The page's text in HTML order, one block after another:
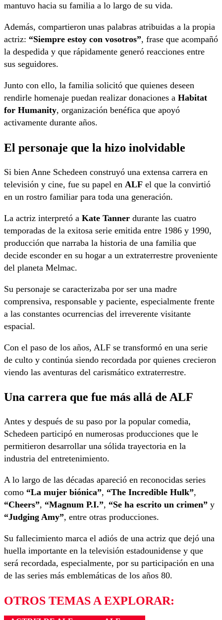
mantuvo hacia su familia a lo largo de su vida.
Además, compartieron unas palabras atribuidas a la propia
actriz: “Siempre estoy con vosotros”, frase que acompañó
la despedida y que rápidamente generó reacciones entre
sus seguidores.
Junto con ello, la familia solicitó que quienes deseen
rendirle homenaje puedan realizar donaciones a Habitat
for Humanity, organización benéfica que apoyó
activamente durante años.
El personaje que la hizo inolvidable
Si bien Anne Schedeen construyó una extensa carrera en
televisión y cine, fue su papel en ALF el que la convirtió
en un rostro familiar para toda una generación.
La actriz interpretó a Kate Tanner durante las cuatro
temporadas de la exitosa serie emitida entre 1986 y 1990,
producción que narraba la historia de una familia que
decide esconder en su hogar a un extraterrestre proveniente
del planeta Melmac.
Su personaje se caracterizaba por ser una madre
comprensiva, responsable y paciente, especialmente frente
a las constantes ocurrencias del irreverente visitante
espacial.
Con el paso de los años, ALF se transformó en una serie
de culto y continúa siendo recordada por quienes crecieron
viendo las aventuras del carismático extraterrestre.
Una carrera que fue más allá de ALF
Antes y después de su paso por la popular comedia,
Schedeen participó en numerosas producciones que le
permitieron desarrollar una sólida trayectoria en la
industria del entretenimiento.
A lo largo de las décadas apareció en reconocidas series
como “La mujer biónica”, “The Incredible Hulk”,
“Cheers”, “Magnum P.I.”, “Se ha escrito un crimen” y
“Judging Amy”, entre otras producciones.
Su fallecimiento marca el adiós de una actriz que dejó una
huella importante en la televisión estadounidense y que
será recordada, especialmente, por su participación en una
de las series más emblemáticas de los años 80.
OTROS TEMAS A EXPLORAR: